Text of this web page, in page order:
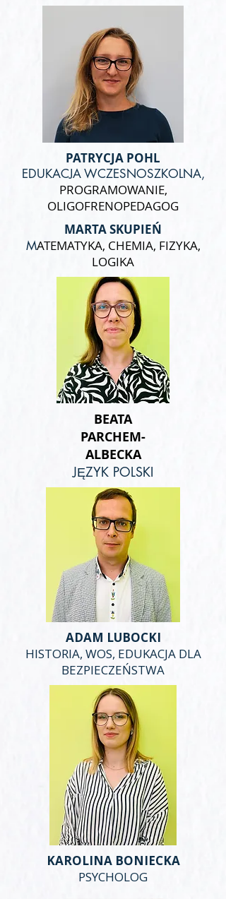
PATRYCJA POHL
EDUKACJA WCZESNOSZKOLNA,
PROGRAMOWANIE,
OLIGOFRENOPEDAGOG
MARTA SKUPIEŃ
MATEMATYKA, CHEMIA, FIZYKA,
LOGIKA
BEATA
PARCHEM-
ALBECKA
JĘZYK POLSKI
ADAM LUBOCKI
HISTORIA, WOS, EDUKACJA DLA
BEZPIECZEŃSTWA
KAROLINA BONIECKA
PSYCHOLOG